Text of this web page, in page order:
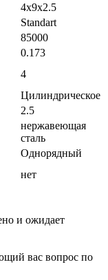
4х9х2.5
Standart
85000
0.173
4
Цилиндрическое
2.5
нержавеющая
сталь
Однорядный
нет
и ожидает
вас вопрос по